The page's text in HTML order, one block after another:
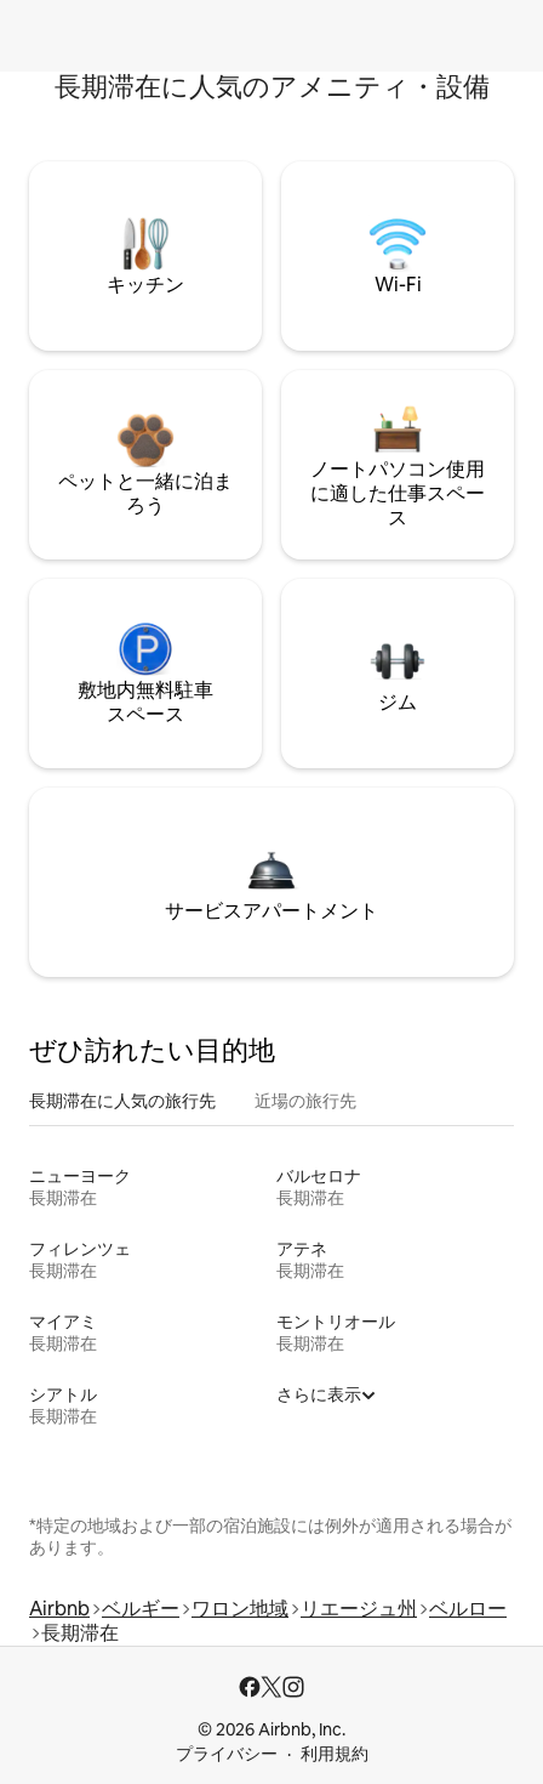
長期滞在に人気のアメニティ・設備
キッチン Wi-Fi
ペットと一緒に泊ま
ろう
ノートパソコン使用
に適した仕事スペー
ス
敷地内無料駐⁠車
ス⁠ペ⁠ー⁠ス
ジム
サービスアパートメント
ぜひ訪⁠れ⁠た⁠い目⁠的⁠地
長期滞在に人気の旅行先 近場の旅行先
ニューヨーク
長期滞在
バルセロナ
長期滞在
フィレンツェ
長期滞在
アテネ
長期滞在
マイアミ
長期滞在
モントリオール
長期滞在
シアトル
長期滞在
さらに表示
*特定の地域および一部の宿泊施設には例外が適用される場合が
あります。
Airbnb ベルギー ワロン地域 リエージュ州
ベルロー
長期滞在
© 2026 Airbnb, Inc.
プライバシー
利用規約